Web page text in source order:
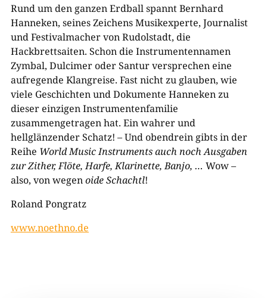
Rund um den ganzen Erdball spannt Bernhard
Hanneken, seines Zeichens Musikexperte, Journalist
und Festivalmacher von Rudolstadt, die
Hackbrettsaiten. Schon die Instrumentennamen
Zymbal, Dulcimer oder Santur versprechen eine
aufregende Klangreise. Fast nicht zu glauben, wie
viele Geschichten und Dokumente Hanneken zu
dieser einzigen Instrumentenfamilie
zusammengetragen hat. Ein wahrer und
hellglänzender Schatz! – Und obendrein gibts in der
Reihe World Music Instrumentsauch noch Ausgaben
zur Zither, Flöte, Harfe, Klarinette, Banjo, … Wow –
also, von wegenoide Schachtl!
Roland Pongratz
www.noethno.de